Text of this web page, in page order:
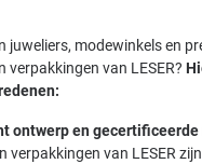
juweliers, modewinkels en
verpakkingen van LESER?
ontwerp en
verpakkingen van LESER zijn